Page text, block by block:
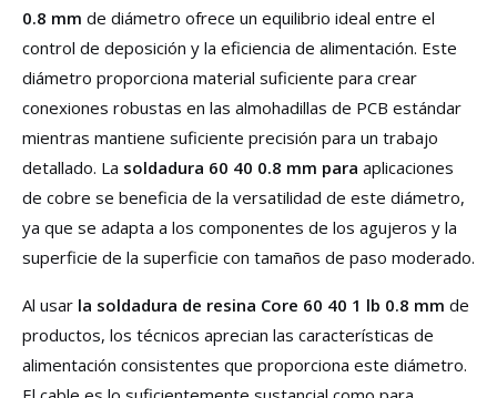
0.8 mm de diámetro ofrece un equilibrio ideal entre el
control de deposición y la eficiencia de alimentación. Este
diámetro proporciona material suficiente para crear
conexiones robustas en las almohadillas de PCB estándar
mientras mantiene suficiente precisión para un trabajo
detallado. La soldadura 60 40 0.8 mm para aplicaciones
de cobre se beneficia de la versatilidad de este diámetro,
ya que se adapta a los componentes de los agujeros y la
superficie de la superficie con tamaños de paso moderado.
Al usar la soldadura de resina Core 60 40 1 lb 0.8 mm de
productos, los técnicos aprecian las características de
alimentación consistentes que proporciona este diámetro.